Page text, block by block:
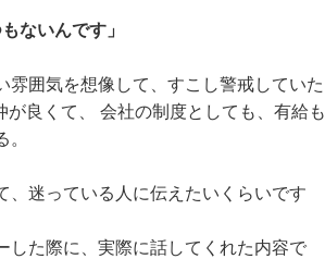
ないんです」
雰囲気を想像して、すこし警戒していた
良くて、 会社の制度としても、有給も
、迷っている人に伝えたいくらいです
た際に、実際に話してくれた内容で